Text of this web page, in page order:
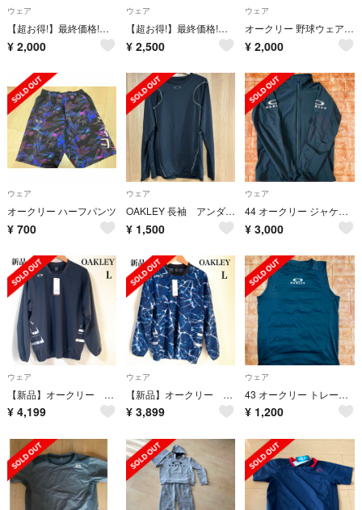
ウェア
【超お得!】最終価格!オークリージュニア用野球ウェア
¥ 2,000
ウェア
【超お得!】最終価格!オークリージュニア用野球ウェア
¥ 2,500
ウェア
オークリー 野球ウェア 半袖Tシャツ メンズ
¥ 2,000
ウェア
オークリー ハーフパンツ
¥ 700
ウェア
OAKLEY 長袖 アンダーシャツ
¥ 1,500
ウェア
44 オークリー ジャケットジャージ トレーニングウェア
¥ 3,000
ウェア
【新品】オークリー ウインドブレーカー メンズ L 黒 ブラック OAKLEY
¥ 4,199
ウェア
【新品】オークリー ウインドブレーカー メンズ L 野球 ブルー OAKLEY
¥ 3,899
ウェア
43 オークリー トレーニングシャツ アンダーシャツ 野球 ウェア 鈴木誠也
¥ 1,200